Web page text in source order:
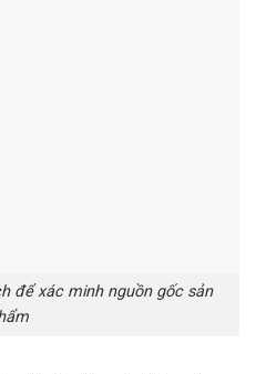
để xác minh nguồn gốc sản